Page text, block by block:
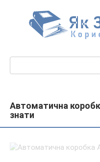
Автоматична
знати